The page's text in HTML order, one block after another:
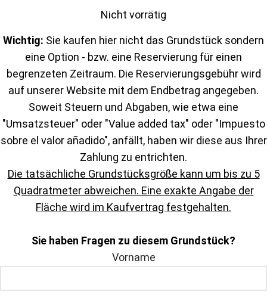
Nicht vorrätig
Wichtig: Sie kaufen hier nicht das Grundstück sondern
eine Option - bzw. eine Reservierung für einen
begrenzeten Zeitraum. Die Reservierungsgebühr wird
auf unserer Website mit dem Endbetrag angegeben.
Soweit Steuern und Abgaben, wie etwa eine
"Umsatzsteuer" oder "Value added tax" oder "Impuesto
sobre el valor añadido", anfällt, haben wir diese aus Ihrer
Zahlung zu entrichten.
Die tatsächliche Grundstücksgröße kann um bis zu 5
Quadratmeter abweichen. Eine exakte Angabe der
Fläche wird im Kaufvertrag festgehalten.
Sie haben Fragen zu diesem Grundstück?
Vorname